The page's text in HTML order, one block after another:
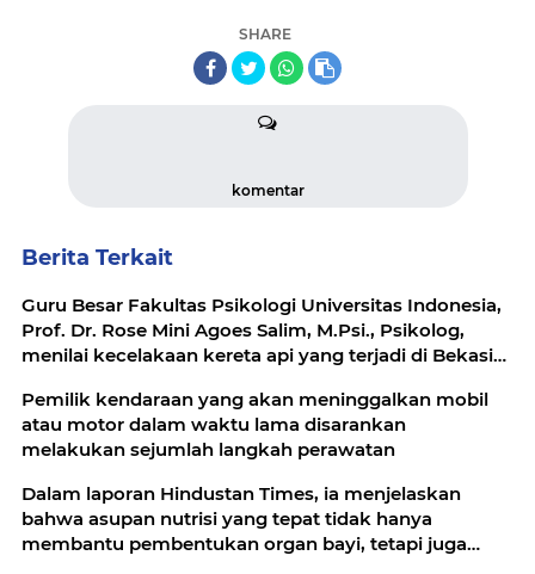
SHARE
komentar
Berita Terkait
Guru Besar Fakultas Psikologi Universitas Indonesia,
Prof. Dr. Rose Mini Agoes Salim, M.Psi., Psikolog,
menilai kecelakaan kereta api yang terjadi di Bekasi
Pemilik kendaraan yang akan meninggalkan mobil
atau motor dalam waktu lama disarankan
melakukan sejumlah langkah perawatan
Dalam laporan Hindustan Times, ia menjelaskan
bahwa asupan nutrisi yang tepat tidak hanya
membantu pembentukan organ bayi, tetapi juga